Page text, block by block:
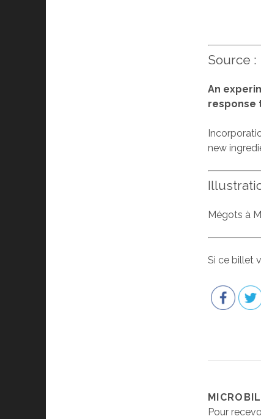
Source :
An
response
new
Mégots à
Si ce billet
Pour